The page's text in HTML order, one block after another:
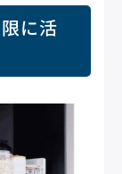
に活